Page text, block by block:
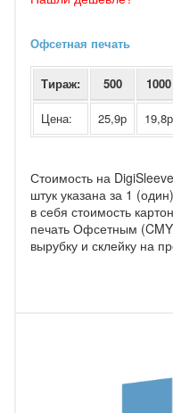
Офсетная печать
Тираж: 500 1000
Цена: 25,9р 19,8р
Стоимость на
штук указана за 1
в себя стоимость
печать Офсетным
вырубку и склейку на